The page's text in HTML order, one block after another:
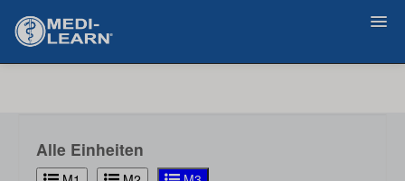
Alle Einheiten